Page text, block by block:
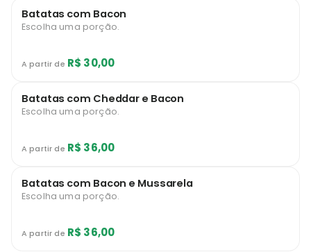
Batatas com Bacon
Escolha uma porção.
A partir de R$ 30,00
Batatas com Cheddar e Bacon
Escolha uma porção.
A partir de R$ 36,00
Batatas com Bacon e Mussarela
Escolha uma porção.
A partir de R$ 36,00